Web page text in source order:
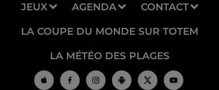
JEUX AGENDA CONTACT
LA COUPE DU MONDE SUR TOTEM
LA MÉTÉO DES PLAGES